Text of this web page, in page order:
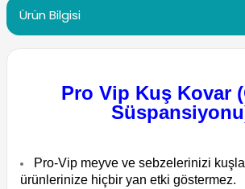
Ürün Bilgisi
Pro Vip Kuş Kovar
Pro-Vip meyve ve sebzelerinizi
ürünlerinize hiçbir yan etki göstermez.